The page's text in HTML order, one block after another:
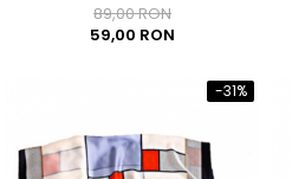
89,00 RON
59,00 RON
-31%